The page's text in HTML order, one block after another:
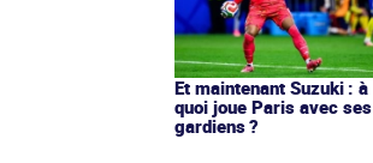
Et maintenant Suzuki : à
quoi joue Paris avec ses
gardiens ?